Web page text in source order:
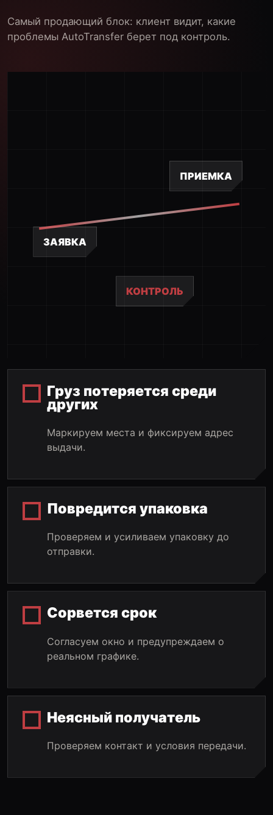
Самый продающий блок: клиент видит, какие
проблемы AutoTransfer берет под контроль.
ЗАЯВКА
ПРИЕМКА
КОНТРОЛЬ
Груз потеряется среди
других
Маркируем места и фиксируем адрес
выдачи.
Повредится упаковка
Проверяем и усиливаем упаковку до
отправки.
Сорвется срок
Согласуем окно и предупреждаем о
реальном графике.
Неясный получатель
Проверяем контакт и условия передачи.